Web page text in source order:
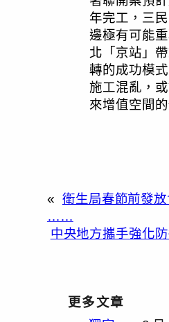
年完工，三
邊極有可能
北「京站」
轉的成功模
施工混亂，
來增值空間的
« 衛生局春節前發放
……
中央地方攜手強化
更多文章